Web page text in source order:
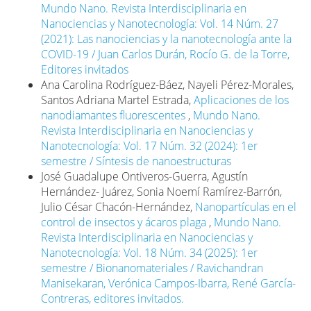
Abdinasir Y.; Arruda, Lia B.; Macfarlane-Berry, Laura et
al. 2020. COVID-19 – Zoonosis or Emerging Infectious
Disease? Frontiers in Public Health, 8: 596944.
https://doi.org/10.3389/fpubh.2020.596944DOI:
https://doi.org/10.3389/fpubh.2020.596944
IFC. 2020. The impact of COVID-19 on the water and
sanitation sector. International Finance Corporation.
https://www.ifc.org/wps/wcm/connect/126b1a18-
23d9-46f3-beb7-
047c20885bf6/
MOD=AJPERES&CVID=ncaG-hA
INEGI. 2021. Producto Interno Bruto de México
durante el cuarto trimestre de 2020. Comunicado de
Prensa No. 157/21. 25 de febrero.
https://www.inegi.org.mx/contenidos/saladeprensa/
Kollewe, Julia. 2021. From Pfizer to Moderna: who’s
making billions from COVID-19 vaccines? The
Guardian, 6 de marzo.
https://www.theguardian.com/business/2021/mar/06/
Mundo Nano. Revista Interdisciplinaria en
Nanociencias y Nanotecnología: Vol. 14 Núm. 27
(2021): Las nanociencias y la nanotecnología ante la
COVID-19 / Juan Carlos Durán, Rocío G. de la Torre,
Editores invitados
Ana Carolina Rodríguez-Báez, Nayeli Pérez-Morales,
Santos Adriana Martel Estrada,Aplicaciones de los
nanodiamantes fluorescentes , Mundo Nano.
Revista Interdisciplinaria en Nanociencias y
Nanotecnología: Vol. 17 Núm. 32 (2024): 1er
semestre / Síntesis de nanoestructuras
José Guadalupe Ontiveros-Guerra, Agustín
Hernández- Juárez, Sonia Noemí Ramírez-Barrón,
Julio César Chacón-Hernández, Nanopartículas en el
control de insectos y ácaros plaga , Mundo Nano.
Revista Interdisciplinaria en Nanociencias y
Nanotecnología: Vol. 18 Núm. 34 (2025): 1er
semestre / Bionanomateriales / Ravichandran
Manisekaran, Verónica Campos-Ibarra, René García-
Contreras, editores invitados.